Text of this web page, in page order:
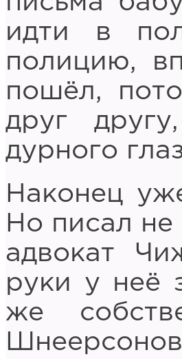
идти в
полицию,
пошёл,
друг
дурного
Наконец
Но писал
адвокат
руки у неё
же